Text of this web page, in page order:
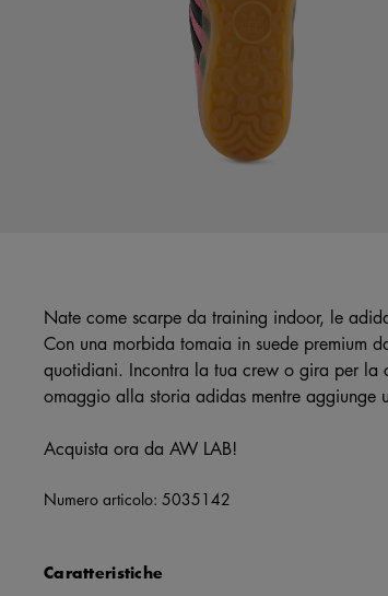
Nate come scarpe da training indoor, le
Con una morbida tomaia in suede premium
quotidiani. Incontra la tua crew o gira per la
omaggio alla storia adidas mentre aggiunge
Acquista ora da AW LAB!
Numero articolo: 5035142
Caratteristiche